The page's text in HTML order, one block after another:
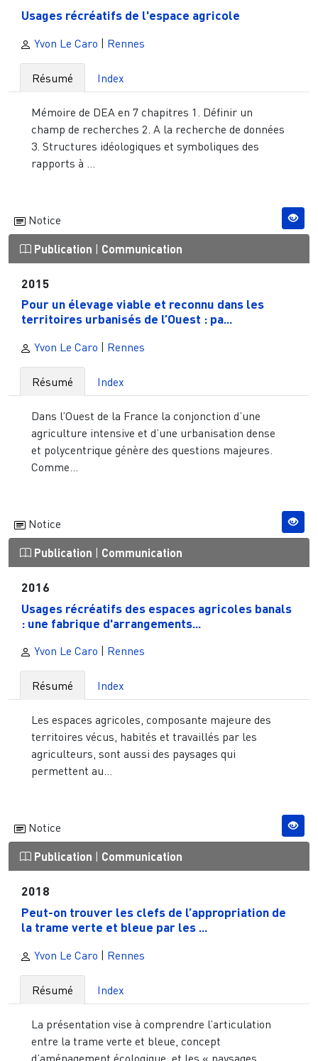
Usages récréatifs de l'espace agricole
Yvon Le Caro | Rennes
Résumé Index
Mémoire de DEA en 7 chapitres 1. Définir un
champ de recherches 2. A la recherche de données
3. Structures idéologiques et symboliques des
rapports à ...
Notice
Publication | Communication
2015
Pour un élevage viable et reconnu dans les
territoires urbanisés de l’Ouest : pa...
Yvon Le Caro Rennes
Résumé Index
Dans l’Ouest de la France la conjonction d’une
agriculture intensive et d’une urbanisation dense
et polycentrique génère des questions majeures.
Comme...
Notice
Publication Communication
2016
Usages récréatifs des espaces agricoles banals
: une fabrique d'arrangements...
Yvon Le Caro Rennes
Résumé Index
Les espaces agricoles, composante majeure des
territoires vécus, habités et travaillés par les
agriculteurs, sont aussi des paysages qui
permettent au...
Notice
Publication Communication
2018
Peut-on trouver les clefs de l’appropriation de
la trame verte et bleue par les ...
Yvon Le Caro | Rennes
Résumé Index
La présentation vise à comprendre l’articulation
entre la trame verte et bleue, concept
d’aménagement écologique, et les « paysages